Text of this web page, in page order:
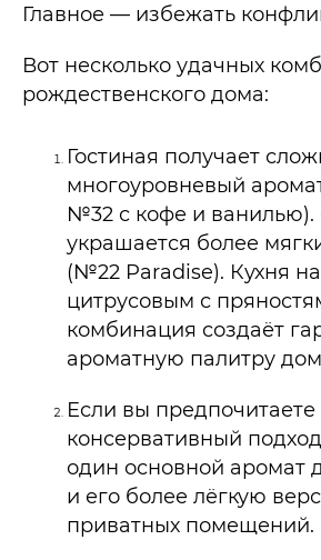
Главное — избежать
Вот несколько удачных
рождественского дома:
Гостиная получает
многоуровневый
№32 с кофе и ванилью).
украшается более
(№22 Paradise). Кухня
цитрусовым с
комбинация создаёт
ароматную палитру
Если вы предпочитаете
консервативный
один основной аромат
и его более лёгкую
приватных помещений.